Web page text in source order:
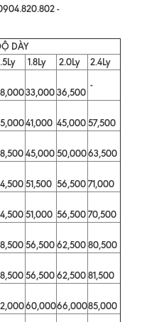
-
DÀY
1.8Ly 2.0Ly
2.4Ly
33,00036,500
-
41,000 45,00057,500
45,00050,00063,500
51,500 56,50071,000
51,000 56,50070,500
56,50062,50080,500
56,50062,50081,500
60,00066,00085,000